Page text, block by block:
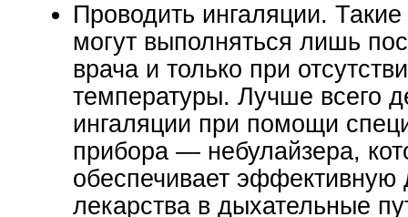
Проводить ингаляции.
могут выполняться лишь
врача и только при
температуры. Лучше всего
ингаляции при помощи
прибора — небулайзера,
обеспечивает эффективную
лекарства в дыхательные